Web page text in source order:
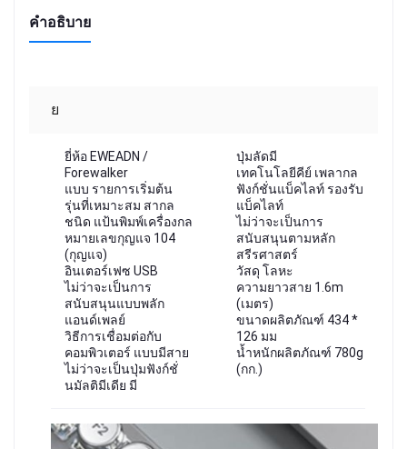
คำอธิบาย
ย
ยี่ห้อ EWEADN /
Forewalker
แบบ รายการเริ่มต้น
รุ่นที่เหมาะสม สากล
ชนิด แป้นพิมพ์เครื่องกล
หมายเลขกุญแจ 104
(กุญแจ)
อินเตอร์เฟซ USB
ไม่ว่าจะเป็นการ
สนับสนุนแบบพลัก
แอนด์เพลย์
วิธีการเชื่อมต่อกับ
คอมพิวเตอร์ แบบมีสาย
ไม่ว่าจะเป็นปุ่มฟังก์ชั่
นมัลติมีเดีย มี
ปุ่มลัดมี
เทคโนโลยีคีย์ เพลากล
ฟังก์ชั่นแบ็คไลท์ รองรับ
แบ็คไลท์
ไม่ว่าจะเป็นการ
สนับสนุนตามหลัก
สรีรศาสตร์
วัสดุ โลหะ
ความยาวสาย 1.6m
(เมตร)
ขนาดผลิตภัณฑ์ 434 *
126 มม
น้ำหนักผลิตภัณฑ์ 780g
(กก.)